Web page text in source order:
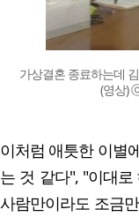
가상결혼 종료하는데
(영상)
이처럼 애틋한 이별
는 것 같다", "이대
사람만이라도 조금